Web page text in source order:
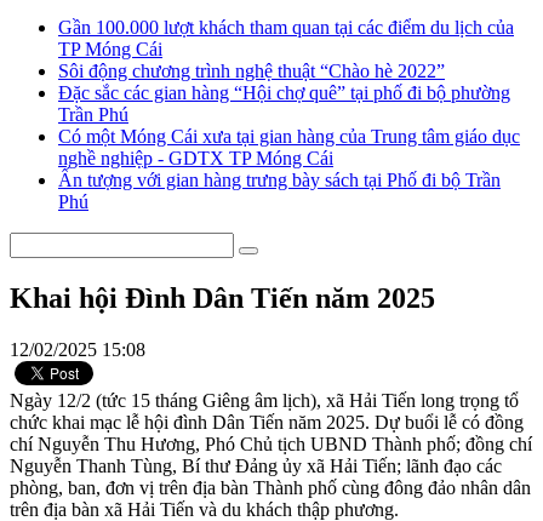
Gần 100.000 lượt khách tham quan tại các điểm du lịch của
TP Móng Cái
Sôi động chương trình nghệ thuật “Chào hè 2022”
Đặc sắc các gian hàng “Hội chợ quê” tại phố đi bộ phường
Trần Phú
Có một Móng Cái xưa tại gian hàng của Trung tâm giáo dục
nghề nghiệp - GDTX TP Móng Cái
Ấn tượng với gian hàng trưng bày sách tại Phố đi bộ Trần
Phú
Khai hội Đình Dân Tiến năm 2025
12/02/2025 15:08
Ngày 12/2 (tức 15 tháng Giêng âm lịch), xã Hải Tiến long trọng tổ
chức khai mạc lễ hội đình Dân Tiến năm 2025. Dự buổi lễ có đồng
chí Nguyễn Thu Hương, Phó Chủ tịch UBND Thành phố; đồng chí
Nguyễn Thanh Tùng, Bí thư Đảng ủy xã Hải Tiến; lãnh đạo các
phòng, ban, đơn vị trên địa bàn Thành phố cùng đông đảo nhân dân
trên địa bàn xã Hải Tiến và du khách thập phương.